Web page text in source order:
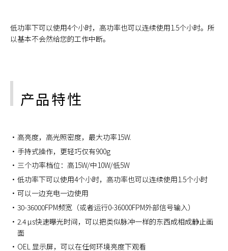
低功率下可以使用4个小时，高功率也可以连续使用1.5个小时。所
以基本不会然给您的工作中断。
产品特性
高亮度，高光照密度，最大功率15W.
手持式操作，更轻巧仅有900g
三个功率档位：高15W/中10W/低5W
低功率下可以使用4个小时，高功率也可以连续使用1.5个小时
可以一边充电一边使用
30-36000FPM频宽（或者运行0-36000FPM外部信号输入）
2.4 µs快速曝光时间，可以把类似脉冲一样的东西成相成静止画
面
OEL 显示屏，可以在任何环境亮度下观看